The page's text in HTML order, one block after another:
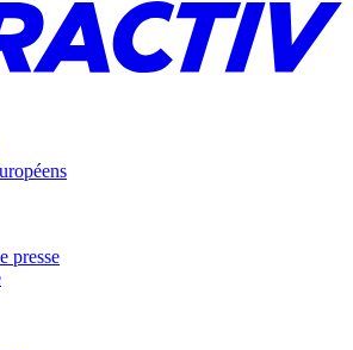
presse